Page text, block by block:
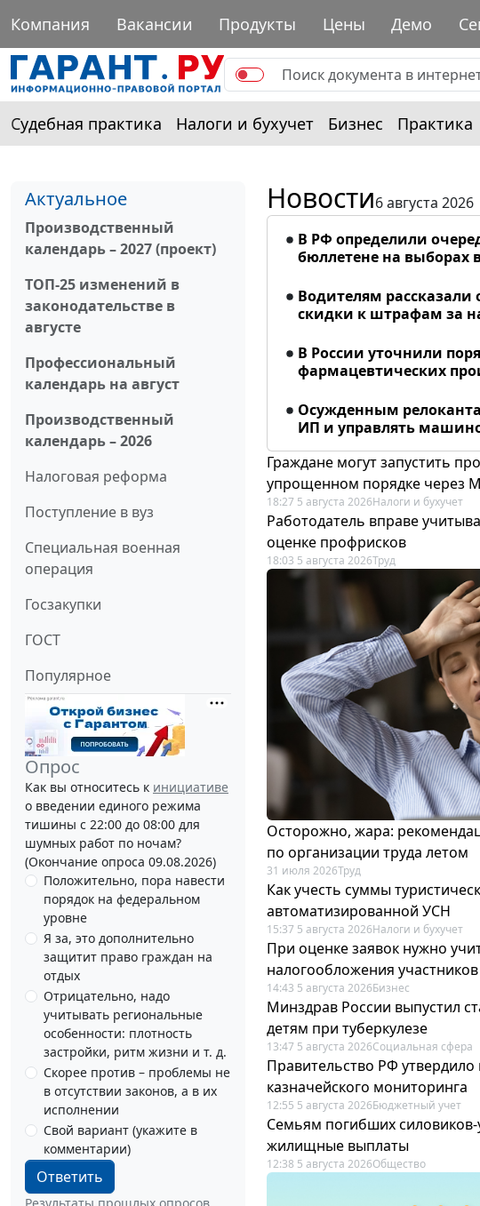
Компания Вакансии Продукты Цены Демо
Судебная практика Налоги и бухучет Бизнес Практика
Актуальное
Производственный
календарь – 2027 (проект)
ТОП-25 изменений в
законодательстве в
августе
Профессиональный
календарь на август
Производственный
календарь – 2026
Налоговая реформа
Поступление в вуз
Специальная военная
операция
Госзакупки
ГОСТ
Популярное
Опрос
Как вы относитесь к инициативе
о введении единого режима
тишины с 22:00 до 08:00 для
шумных работ по ночам?
(Окончание опроса 09.08.2026)
Положительно, пора навести
порядок на федеральном
уровне
Я за, это дополнительно
защитит право граждан на
отдых
Отрицательно, надо
учитывать региональные
особенности: плотность
застройки, ритм жизни и т. д.
Скорее против – проблемы не
в отсутствии законов, а в их
исполнении
Свой вариант (укажите в
комментарии)
Ответить
Новости6 августа 2026
В РФ определили
бюллетене на выборах
Водителям рассказали
скидки к штрафам за
В России уточнили
фармацевтических
Осужденным
ИП и управлять
Граждане могут запустить
упрощенном порядке через
18:27 5 августа 2026Налоги и бухучет
Работодатель вправе
оценке профрисков
18:03 5 августа 2026Труд
Осторожно, жара:
по организации труда летом
31 июля 2026Труд
Как учесть суммы
автоматизированной УСН
15:37 5 августа 2026Налоги и бухучет
При оценке заявок нужно
налогообложения участников
14:43 5 августа 2026Бизнес
Минздрав России выпустил
детям при туберкулезе
13:47 5 августа 2026Социальная сфера
Правительство РФ
казначейского мониторинга
12:55 5 августа 2026Бюджетный учет
Семьям погибших
жилищные выплаты
12:38 5 августа 2026Общество